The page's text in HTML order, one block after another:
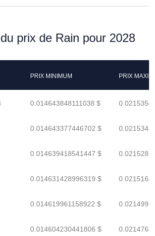
prix de Rain pour 2028
PRIX MINIMUM PRIX
0.014643848111038 $
0.014643377446702 $
0.014639418541447 $
0.014631428996319 $
0.014619961158922 $
0.014604230441806 $